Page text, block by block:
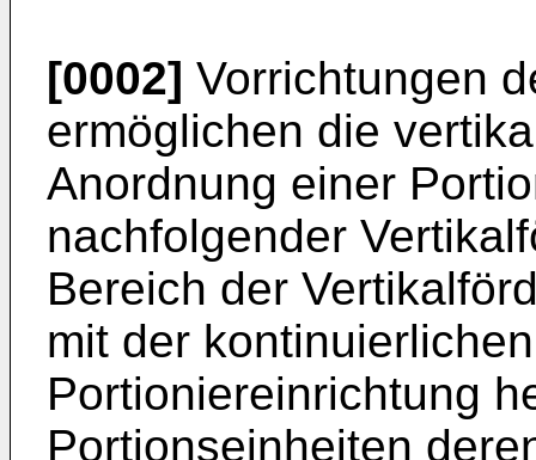
[0002] Vorrichtungen
ermöglichen die
Anordnung einer
nachfolgender
Bereich der
mit der
Portioniereinrichtung
Portionseinheiten